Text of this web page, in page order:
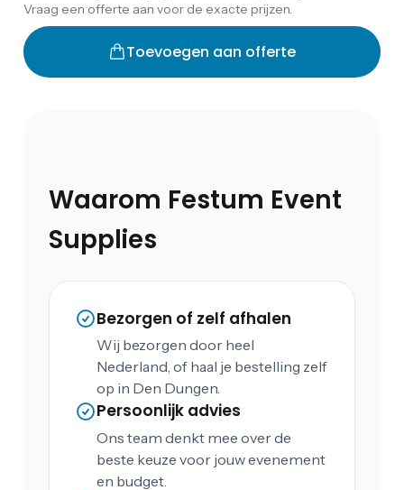
Vraag een offerte aan voor de exacte prijzen.
Toevoegen aan offerte
Waarom Festum Event
Supplies
Bezorgen of zelf afhalen
Wij bezorgen door heel
Nederland, of haal je bestelling zelf
op in Den Dungen.
Persoonlijk advies
Ons team denkt mee over de
beste keuze voor jouw evenement
en budget.